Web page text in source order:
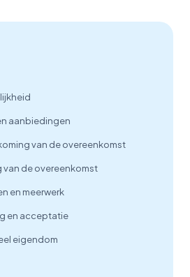
aanbiedingen
van de overeenkomst
van de overeenkomst
en meerwerk
en acceptatie
eigendom